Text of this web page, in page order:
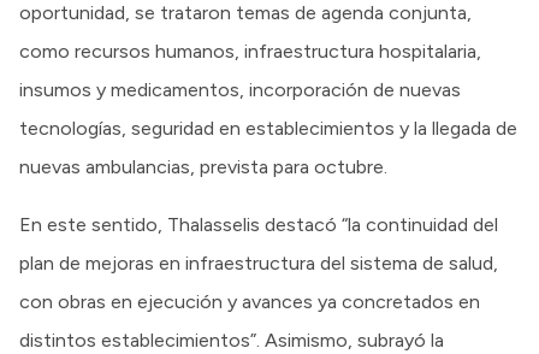
oportunidad, se trataron temas de agenda conjunta,
como recursos humanos, infraestructura hospitalaria,
insumos y medicamentos, incorporación de nuevas
tecnologías, seguridad en establecimientos y la llegada de
nuevas ambulancias, prevista para octubre.
En este sentido, Thalasselis destacó “la continuidad del
plan de mejoras en infraestructura del sistema de salud,
con obras en ejecución y avances ya concretados en
distintos establecimientos”. Asimismo, subrayó la